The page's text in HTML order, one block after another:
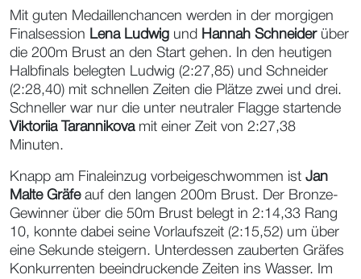
Mit guten Medaillenchancen werden in der morgigen
Finalsession Lena Ludwig und Hannah Schneiderüber
die 200m Brust an den Start gehen. In den heutigen
Halbfinals belegten Ludwig (2:27,85) und Schneider
(2:28,40) mit schnellen Zeiten die Plätze zwei und drei.
Schneller war nur die unter neutraler Flagge startende
Viktoriia Tarannikovamit einer Zeit von 2:27,38
Minuten.
Knapp am Finaleinzug vorbeigeschwommen ist Jan
Malte Gräfe auf den langen 200m Brust. Der Bronze-
Gewinner über die 50m Brust belegt in 2:14,33 Rang
10, konnte dabei seine Vorlaufszeit (2:15,52) um über
eine Sekunde steigern. Unterdessen zauberten Gräfes
Konkurrenten beeindruckende Zeiten ins Wasser. Im